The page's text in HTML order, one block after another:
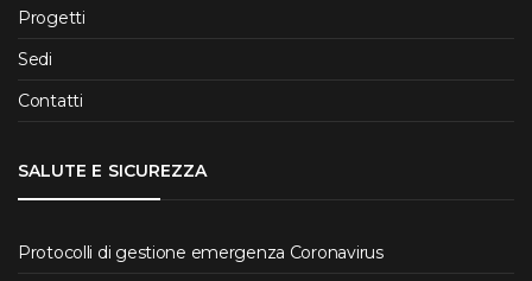
Progetti
Sedi
Contatti
SALUTE E SICUREZZA
Protocolli di gestione emergenza Coronavirus